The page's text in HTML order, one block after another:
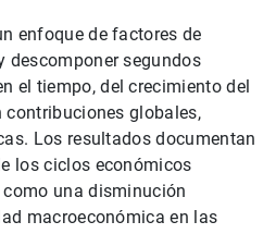
enfoque de factores de
segundos
el tiempo, del crecimiento del
contribuciones globales,
Los resultados documentan
los ciclos económicos
una disminución
macroeconómica en las